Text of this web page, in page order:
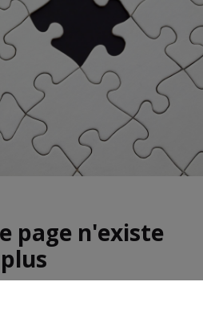
page n'existe
plus